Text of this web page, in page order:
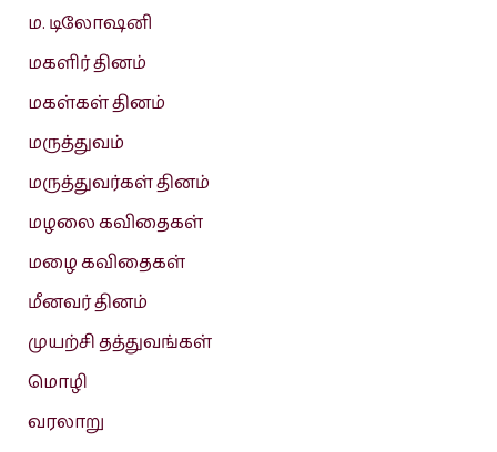
ம. டிலோஷனி
மகளிர் தினம்
மகள்கள் தினம்
மருத்துவம்
மருத்துவர்கள் தினம்
மழலை கவிதைகள்
மழை கவிதைகள்
மீனவர் தினம்
முயற்சி தத்துவங்கள்
மொழி
வரலாறு